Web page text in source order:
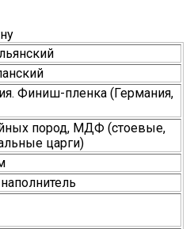
Финиш-пленка (Германия,
пород, МДФ (стоевые,
царги)